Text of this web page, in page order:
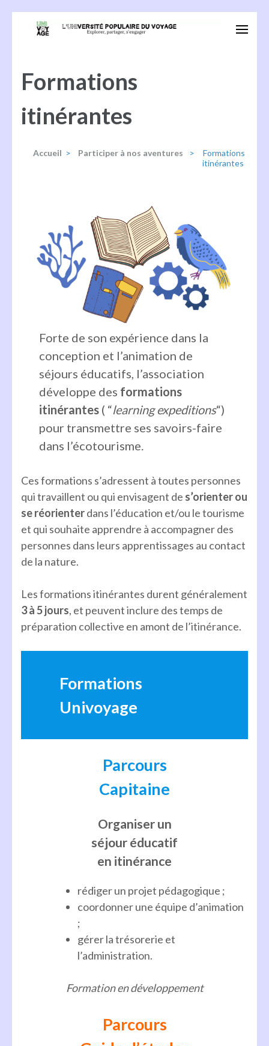
Entrée)
Formations
itinérantes
Accueil > Participer à nos aventures >
Formations
itinérantes
Forte de son expérience dans la
conception et l’animation de
séjours éducatifs, l’association
développe des formations
itinérantes ( “learning expeditions“)
pour transmettre ses savoirs-faire
dans l’écotourisme.
Ces formations s’adressent à toutes personnes
qui travaillent ou qui envisagent de s’orienter ou
se réorienterdans l’éducation et/ou le tourisme
et qui souhaite apprendre à accompagner des
personnes dans leurs apprentissages au contact
de la nature.
Les formations itinérantes durent généralement
3 à 5 jours, et peuvent inclure des temps de
préparation collective en amont de l’itinérance.
Formations
Univoyage
Parcours
Capitaine
Organiser un
séjour éducatif
en itinérance
rédiger un projet pédagogique ;
coordonner une équipe d’animation
;
gérer la trésorerie et
l’administration.
Formation en développement
Parcours